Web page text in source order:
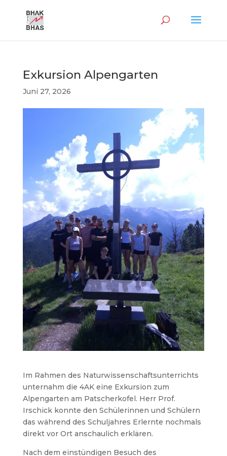
Exkursion Alpengarten
Juni 27, 2026
Im Rahmen des Naturwissenschaftsunterrichts
unternahm die 4AK eine Exkursion zum
Alpengarten am Patscherkofel. Herr Prof.
Irschick konnte den Schülerinnen und Schülern
das während des Schuljahres Erlernte nochmals
direkt vor Ort anschaulich erklären.
Nach dem einstündigen Besuch des